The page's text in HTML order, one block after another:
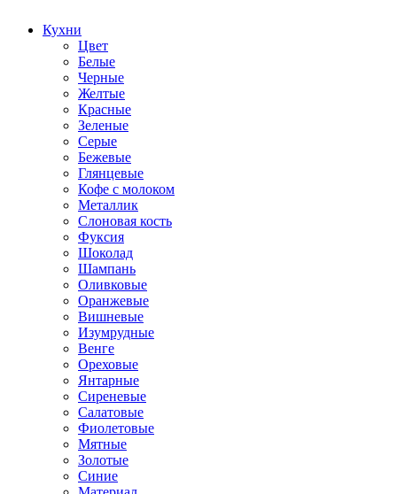
Кухни
Цвет
Белые
Черные
Желтые
Красные
Зеленые
Серые
Бежевые
Глянцевые
Кофе с молоком
Металлик
Слоновая кость
Фуксия
Шоколад
Шампань
Оливковые
Оранжевые
Вишневые
Изумрудные
Венге
Ореховые
Янтарные
Сиреневые
Салатовые
Фиолетовые
Мятные
Золотые
Синие